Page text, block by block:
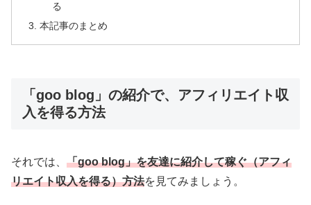
る
本記事のまとめ
「goo blog」の紹介で、アフィリエイト収
入を得る方法
それでは、 「goo blog」を友達に紹介して稼ぐ（アフィ
リエイト収入を得る）方法を見てみましょう。